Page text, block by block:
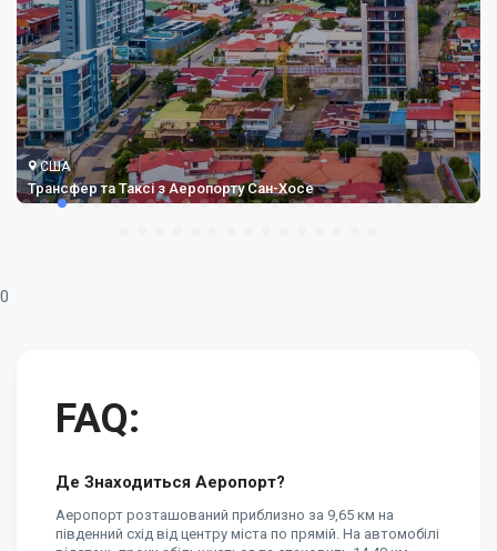
США
Трансфер та Таксі з Аеропорту Сан-Хосе
0
FAQ:
Де Знаходиться Аеропорт?
Аеропорт розташований приблизно за 9,65 км на
південний схід від центру міста по прямій. На автомобілі